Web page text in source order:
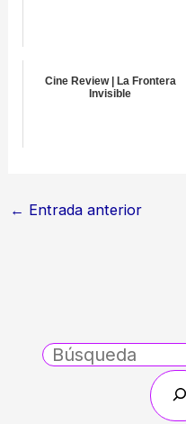
Cine Review | La Frontera
Invisible
← Entrada anterior